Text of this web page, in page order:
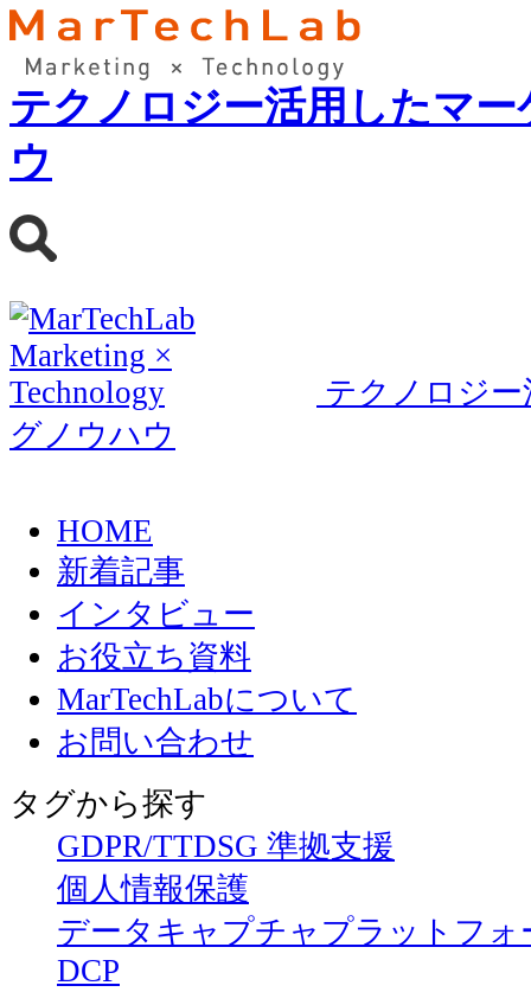
テクノロジー活用したマ
ウ
テクノロジ
グノウハウ
HOME
新着記事
インタビュー
お役立ち資料
MarTechLabについて
お問い合わせ
タグから探す
GDPR/TTDSG 準拠支援
個人情報保護
データキャプチャプラットフォ
DCP